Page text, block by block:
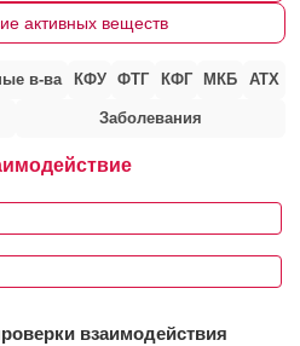
активных веществ
в-ва КФУ ФТГ КФГ МКБ АТХ
Заболевания
взаимодействия